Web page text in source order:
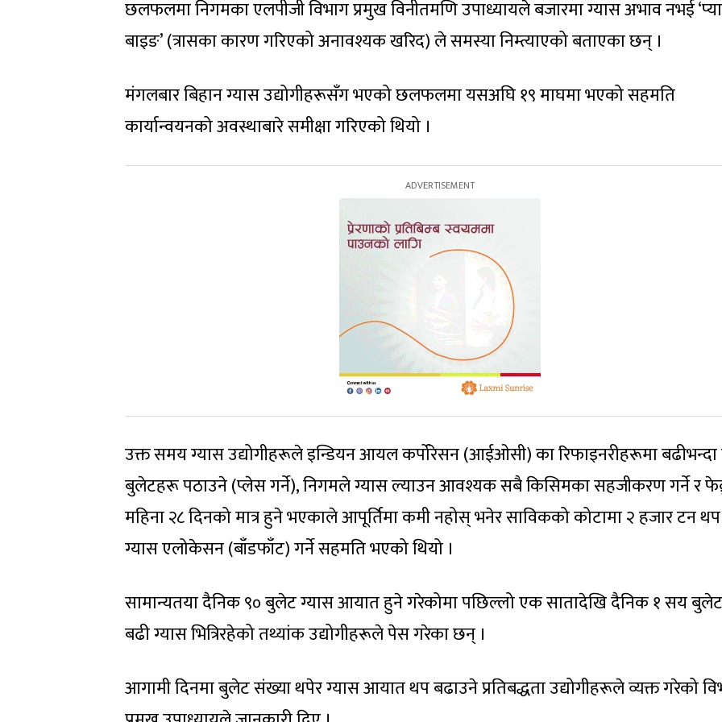
छलफलमा निगमका एलपीजी विभाग प्रमुख विनीतमणि उपाध्यायले बजारमा ग्यास अभाव नभई
बाइङ’ (त्रासका कारण गरिएको अनावश्यक खरिद) ले समस्या निम्त्याएको बताएका छन् ।
मंगलबार बिहान ग्यास उद्योगीहरूसँग भएको छलफलमा यसअघि १९ माघमा भएको सहमति
कार्यान्वयनको अवस्थाबारे समीक्षा गरिएको थियो ।
उक्त समय ग्यास उद्योगीहरूले इन्डियन आयल कर्पोरेसन (आईओसी) का रिफाइनरीहरूमा बढीभन्दा
बुलेटहरू पठाउने (प्लेस गर्ने), निगमले ग्यास ल्याउन आवश्यक सबै किसिमका सहजीकरण गर्ने र
महिना २८ दिनको मात्र हुने भएकाले आपूर्तिमा कमी नहोस् भनेर साविकको कोटामा २ हजार टन
ग्यास एलोकेसन (बाँडफाँट) गर्ने सहमति भएको थियो ।
सामान्यतया दैनिक ९० बुलेट ग्यास आयात हुने गरेकोमा पछिल्लो एक सातादेखि दैनिक १ सय
बढी ग्यास भित्रिरहेको तथ्यांक उद्योगीहरूले पेस गरेका छन् ।
आगामी दिनमा बुलेट संख्या थपेर ग्यास आयात थप बढाउने प्रतिबद्धता उद्योगीहरूले व्यक्त गरेको